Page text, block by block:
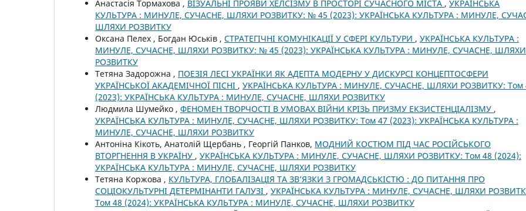
Анастасія Тормахова , ВІЗУАЛЬНІ ПРОЯВИ ХЕЛСІЗМУ В ПРОСТОРІ СУЧАСНОГО МІСТА , УКРАЇНСЬКА
КУЛЬТУРА : МИНУЛЕ, СУЧАСНЕ, ШЛЯХИ РОЗВИТКУ: № 45 (2023): УКРАЇНСЬКА КУЛЬТУРА : МИНУЛЕ,
ШЛЯХИ РОЗВИТКУ
Оксана Пелех , Богдан Юськів , СТРАТЕГІЧНІ КОМУНІКАЦІЇ У СФЕРІ КУЛЬТУРИ , УКРАЇНСЬКА КУЛЬТУРА :
МИНУЛЕ, СУЧАСНЕ, ШЛЯХИ РОЗВИТКУ: № 45 (2023): УКРАЇНСЬКА КУЛЬТУРА : МИНУЛЕ, СУЧАСНЕ, ШЛЯХИ
РОЗВИТКУ
Тетяна Задорожна , ПОЕЗІЯ ЛЕСІ УКРАЇНКИ ЯК АДЕПТА МОДЕРНУ У ДИСКУРСІ КОНЦЕПТОСФЕРИ
УКРАЇНСЬКОЇ АКАДЕМІЧНОЇ ПІСНІ , УКРАЇНСЬКА КУЛЬТУРА : МИНУЛЕ, СУЧАСНЕ, ШЛЯХИ РОЗВИТКУ: Том
(2023): УКРАЇНСЬКА КУЛЬТУРА : МИНУЛЕ, СУЧАСНЕ, ШЛЯХИ РОЗВИТКУ
Людмила Шумейко , ФЕНОМЕН ТВОРЧОСТІ В УМОВАХ ВІЙНИ КРІЗЬ ПРИЗМУ ЕКЗИСТЕНЦІАЛІЗМУ ,
УКРАЇНСЬКА КУЛЬТУРА : МИНУЛЕ, СУЧАСНЕ, ШЛЯХИ РОЗВИТКУ: Том 47 (2023): УКРАЇНСЬКА КУЛЬТУРА :
МИНУЛЕ, СУЧАСНЕ, ШЛЯХИ РОЗВИТКУ
Антоніна Кікоть, Анатолій Щербань , Георгій Панков, МОДНИЙ КОСТЮМ ПІД ЧАС РОСІЙСЬКОГО
ВТОРГНЕННЯ В УКРАЇНУ , УКРАЇНСЬКА КУЛЬТУРА : МИНУЛЕ, СУЧАСНЕ, ШЛЯХИ РОЗВИТКУ: Том 48 (2024):
УКРАЇНСЬКА КУЛЬТУРА : МИНУЛЕ, СУЧАСНЕ, ШЛЯХИ РОЗВИТКУ
Тетяна Коржова , КУЛЬТУРА, ГЛОБАЛІЗАЦІЯ ТА ЗВ’ЯЗКИ З ГРОМАДСЬКІСТЮ : ДО ПИТАННЯ ПРО
СОЦІОКУЛЬТУРНІ ДЕТЕРМІНАНТИ ГАЛУЗІ , УКРАЇНСЬКА КУЛЬТУРА : МИНУЛЕ, СУЧАСНЕ, ШЛЯХИ
Том 48 (2024): УКРАЇНСЬКА КУЛЬТУРА : МИНУЛЕ, СУЧАСНЕ, ШЛЯХИ РОЗВИТКУ